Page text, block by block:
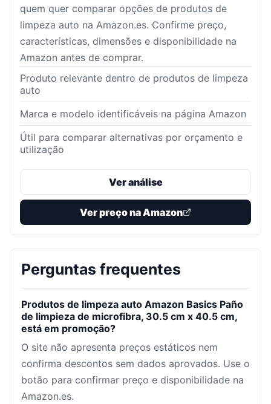
quem quer comparar opções de produtos de
limpeza auto na Amazon.es. Confirme preço,
características, dimensões e disponibilidade na
Amazon antes de comprar.
Produto relevante dentro de produtos de limpeza
auto
Marca e modelo identificáveis na página Amazon
Útil para comparar alternativas por orçamento e
utilização
Ver análise
Ver preço na Amazon
Perguntas frequentes
Produtos de limpeza auto Amazon Basics Paño
de limpieza de microfibra, 30.5 cm x 40.5 cm,
está em promoção?
O site não apresenta preços estáticos nem
confirma descontos sem dados aprovados. Use o
botão para confirmar preço e disponibilidade na
Amazon.es.